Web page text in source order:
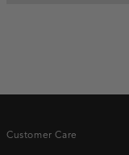
Customer Care